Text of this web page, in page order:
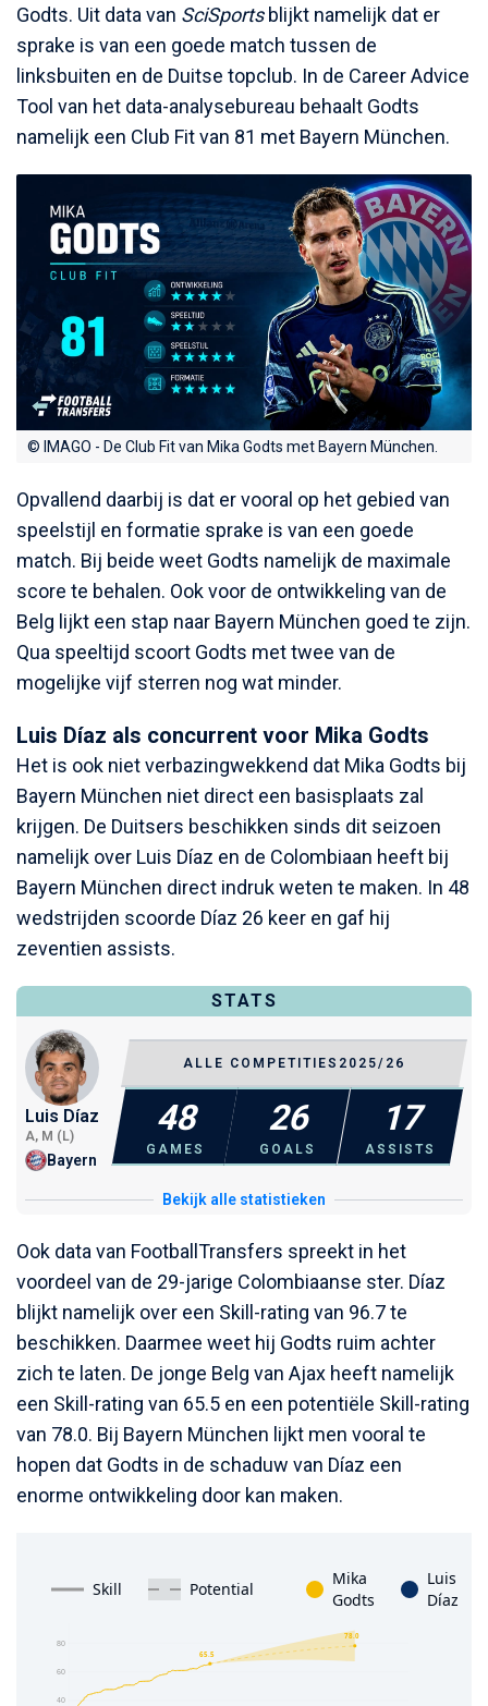
Godts. Uit data van SciSportsblijkt namelijk dat er
sprake is van een goede match tussen de
linksbuiten en de Duitse topclub. In de Career Advice
Tool van het data-analysebureau behaalt Godts
namelijk een Club Fit van 81 met Bayern München.
© IMAGO - De Club Fit van Mika Godts met Bayern München.
Opvallend daarbij is dat er vooral op het gebied van
speelstijl en formatie sprake is van een goede
match. Bij beide weet Godts namelijk de maximale
score te behalen. Ook voor de ontwikkeling van de
Belg lijkt een stap naar Bayern München goed te zijn.
Qua speeltijd scoort Godts met twee van de
mogelijke vijf sterren nog wat minder.
Luis Díaz als concurrent voor Mika Godts
Het is ook niet verbazingwekkend dat Mika Godts bij
Bayern München niet direct een basisplaats zal
krijgen. De Duitsers beschikken sinds dit seizoen
namelijk over Luis Díaz en de Colombiaan heeft bij
Bayern München direct indruk weten te maken. In 48
wedstrijden scoorde Díaz 26 keer en gaf hij
zeventien assists.
STATS
Luis Díaz
A, M (L)
Bayern
ALLE COMPETITIES 2025/26
48
GAMES
26
GOALS
17
ASSISTS
Bekijk alle statistieken
Ook data van FootballTransfers spreekt in het
voordeel van de 29-jarige Colombiaanse ster. Díaz
blijkt namelijk over een Skill-rating van 96.7 te
beschikken. Daarmee weet hij Godts ruim achter
zich te laten. De jonge Belg van Ajax heeft namelijk
een Skill-rating van 65.5 en een potentiële Skill-rating
van 78.0. Bij Bayern München lijkt men vooral te
hopen dat Godts in de schaduw van Díaz een
enorme ontwikkeling door kan maken.